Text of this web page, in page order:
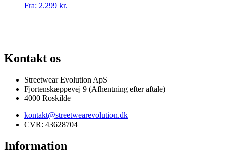
kan
Fra: 2.299 kr.
på
varesiden
Kontakt os
Streetwear Evolution ApS
Fjortenskæppevej 9 (Afhentning efter aftale)
4000 Roskilde
kontakt@streetwearevolution.dk
CVR: 43628704
Information